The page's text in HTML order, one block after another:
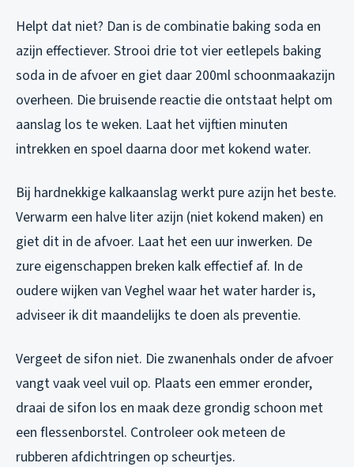
Helpt dat niet? Dan is de combinatie baking soda en
azijn effectiever. Strooi drie tot vier eetlepels baking
soda in de afvoer en giet daar 200ml schoonmaakazijn
overheen. Die bruisende reactie die ontstaat helpt om
aanslag los te weken. Laat het vijftien minuten
intrekken en spoel daarna door met kokend water.
Bij hardnekkige kalkaanslag werkt pure azijn het beste.
Verwarm een halve liter azijn (niet kokend maken) en
giet dit in de afvoer. Laat het een uur inwerken. De
zure eigenschappen breken kalk effectief af. In de
oudere wijken van Veghel waar het water harder is,
adviseer ik dit maandelijks te doen als preventie.
Vergeet de sifon niet. Die zwanenhals onder de afvoer
vangt vaak veel vuil op. Plaats een emmer eronder,
draai de sifon los en maak deze grondig schoon met
een flessenborstel. Controleer ook meteen de
rubberen afdichtringen op scheurtjes.